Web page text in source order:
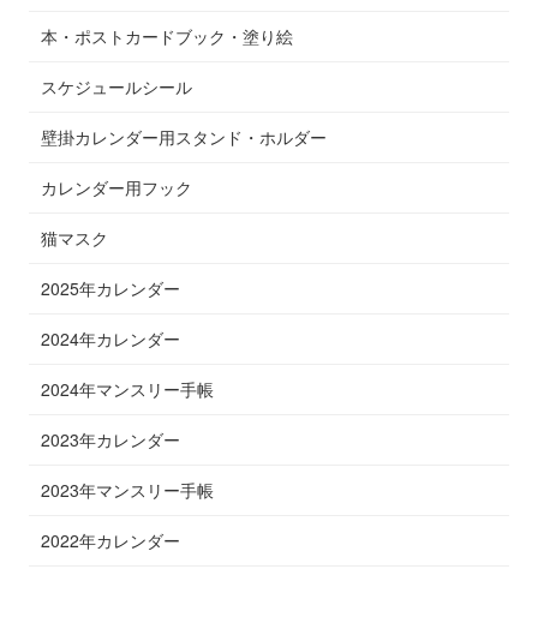
本・ポストカードブック・塗り絵
スケジュールシール
壁掛カレンダー用スタンド・ホルダー
カレンダー用フック
猫マスク
2025年カレンダー
2024年カレンダー
2024年マンスリー手帳
2023年カレンダー
2023年マンスリー手帳
2022年カレンダー